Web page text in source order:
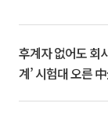
후계자 없어도 회
계’ 시험대 오른